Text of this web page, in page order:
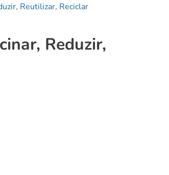
Reutilizar, Reciclar
Reduzir,